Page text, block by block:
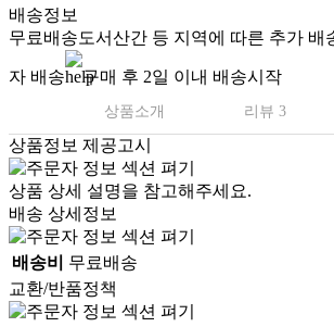
배송정보
무료배송도서산간 등 지역에 따른 추가 배
자 배송 구매 후 2일 이내 배송시작
상품소개 리뷰 3
상품정보 제공고시
상품 상세 설명을 참고해주세요.
배송 상세정보
배송비
무료배송
교환/반품정책